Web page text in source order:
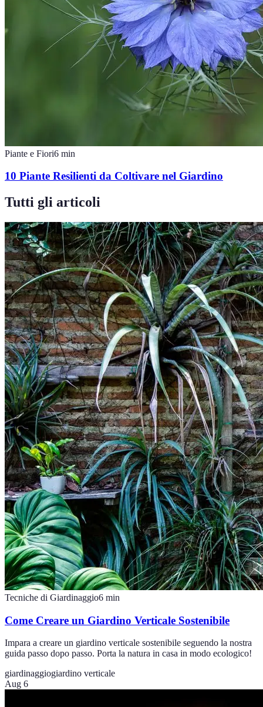
Piante e Fiori6 min
10 Piante Resilienti da Coltivare nel Giardino
Tutti gli articoli
Tecniche di Giardinaggio6 min
Come Creare un Giardino Verticale Sostenibile
Impara a creare un giardino verticale sostenibile seguendo la nostra
guida passo dopo passo. Porta la natura in casa in modo ecologico!
giardinaggiogiardino verticale
Aug 6